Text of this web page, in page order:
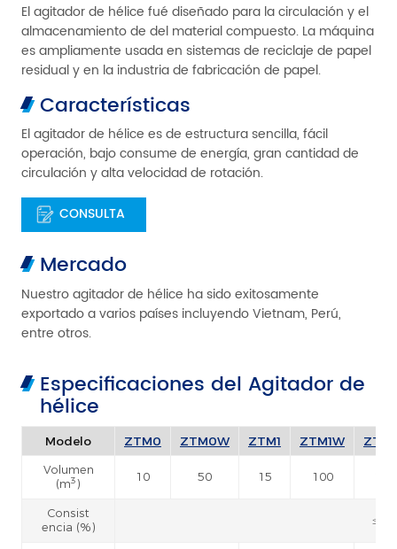
El agitador de hélice fué diseñado para la circulación y el
almacenamiento de del material compuesto. La máquina
es ampliamente usada en sistemas de reciclaje de papel
residual y en la industria de fabricación de papel.
Características
El agitador de hélice es de estructura sencilla, fácil
operación, bajo consume de energía, gran cantidad de
circulación y alta velocidad de rotación.
CONSULTA
Mercado
Nuestro agitador de hélice ha sido exitosamente
exportado a varios países incluyendo Vietnam, Perú,
entre otros.
Especificaciones del Agitador de
hélice
Modelo ZTM0 ZTM0W ZTM1 ZTM1W
Volumen
(m3)
10 50 15 100
Consist
encia (%)
≤4.5